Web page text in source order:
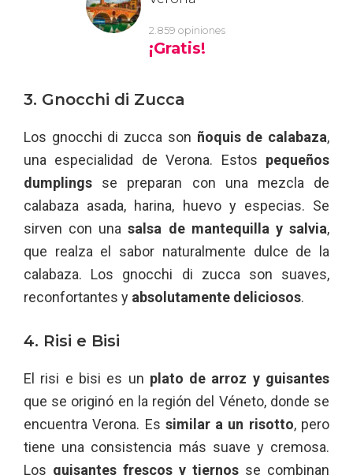
3. Gnocchi di Zucca
Los gnocchi di zucca son ñoquis de calabaza,
una especialidad de Verona. Estos pequeños
dumplings se preparan con una mezcla de
calabaza asada, harina, huevo y especias. Se
sirven con unasalsa de mantequilla y salvia,
que realza el sabor naturalmente dulce de la
calabaza. Los gnocchi di zucca son suaves,
reconfortantes y absolutamente deliciosos.
4. Risi e Bisi
El risi e bisi es un plato de arroz y guisantes
que se originó en la región del Véneto, donde se
encuentra Verona. Es similar a un risotto, pero
tiene una consistencia más suave y cremosa.
Los guisantes frescos y tiernos se combinan